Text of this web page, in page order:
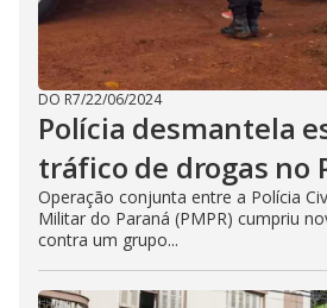
DO R7/22/06/2024
Polícia desmantela
tráfico de drogas no
Operação conjunta entre a Polícia
Militar do Paraná (PMPR) cumpriu
contra um grupo...